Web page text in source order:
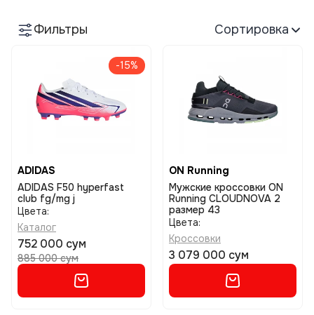
Фильтры Сортировка
-15%
ADIDAS
ADIDAS F50 hyperfast
club fg/mg j
Цвета:
Каталог
752 000 сум
885 000 сум
ON Running
Мужские кроссовки ON
Running CLOUDNOVA 2
размер 43
Цвета:
Кроссовки
3 079 000 сум